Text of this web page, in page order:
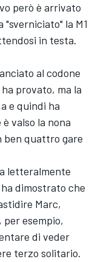
però è arrivato
la M1
in testa.
al codone
provato, ma la
e quindi ha
valso la nona
ben quattro gare
letteralmente
dimostrato che
Marc,
esempio,
di veder
terzo solitario.